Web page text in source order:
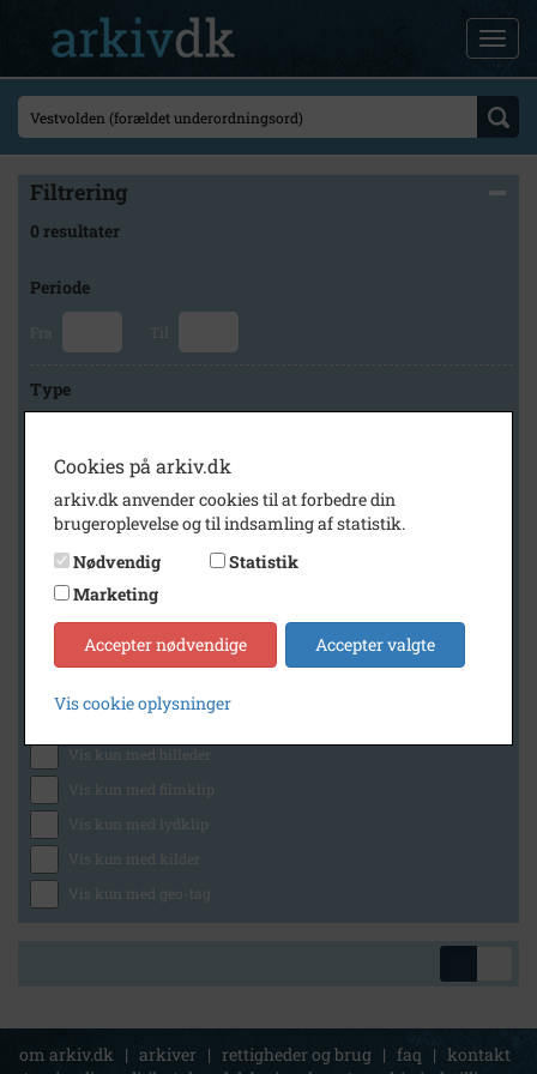
Filtrering
0 resultater
Periode
Fra Til
Type
Arkiv
Forstadsmuseet Historiens Huse, Brøndby Lokalarkiv
Generelt
Vis kun med billeder
Vis kun med filmklip
Vis kun med lydklip
Vis kun med kilder
Vis kun med geo-tag
om arkiv.dk | arkiver | rettigheder og brug | faq | kontakt
Cookies på arkiv.dk
arkiv.dk anvender cookies til at forbedre din
brugeroplevelse og til indsamling af statistik.
Nødvendig
Statistik
Marketing
Accepter nødvendige Accepter valgte
Vis cookie oplysninger